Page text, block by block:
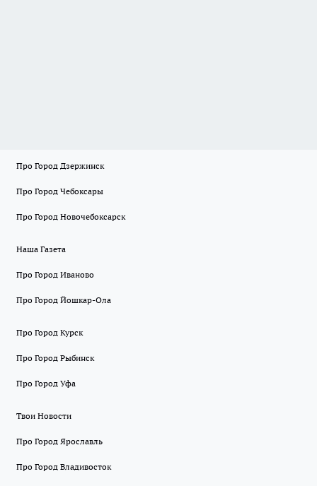
Про Город Дзержинск
Про Город Чебоксары
Про Город Новочебоксарск
Наша Газета
Про Город Иваново
Про Город Йошкар-Ола
Про Город Курск
Про Город Рыбинск
Про Город Уфа
Твои Новости
Про Город Ярославль
Про Город Владивосток